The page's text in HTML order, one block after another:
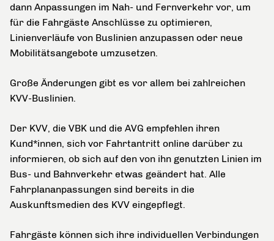
dann Anpassungen im Nah- und Fernverkehr vor, um
für die Fahrgäste Anschlüsse zu optimieren,
Linienverläufe von Buslinien anzupassen oder neue
Mobilitätsangebote umzusetzen.
Große Änderungen gibt es vor allem bei zahlreichen
KVV-Buslinien.
Der KVV, die VBK und die AVG empfehlen ihren
Kund*innen, sich vor Fahrtantritt online darüber zu
informieren, ob sich auf den von ihn genutzten Linien im
Bus- und Bahnverkehr etwas geändert hat. Alle
Fahrplananpassungen sind bereits in die
Auskunftsmedien des KVV eingepflegt.
Fahrgäste können sich ihre individuellen Verbindungen